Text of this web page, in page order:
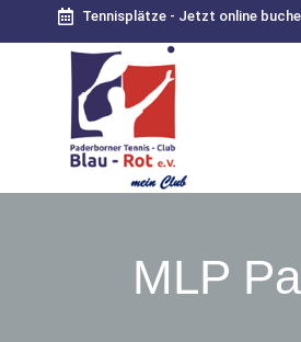
Tennisplätze - Jetzt online
MLP